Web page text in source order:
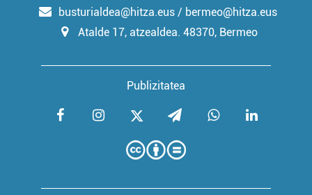
Publizitatea
busturialdea@hitza.eus / bermeo@hitza.eus
Atalde 17, atzealdea. 48370, Bermeo